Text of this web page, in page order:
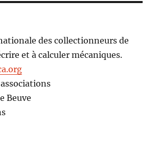
des collectionneurs de
et à calculer mécaniques.
Beuve